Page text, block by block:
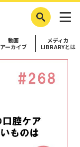
動画
アーカイブ
メディカ
LIBRARYとは